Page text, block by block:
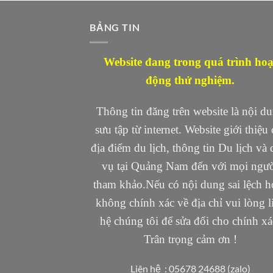
BẢNG TIN
Website đang trong quá trình
động thử nghiệm.
Thông tin đăng trên website là nội
sưu tập từ internet. Website giới thiệu
địa điểm du lịch, thông tin Du lịch và
vụ tại Quảng Nam đến với mọi
tham khảo.Nếu có nội dung sai lệch
không chính xác về địa chỉ vui lòng
hệ chúng tôi để sửa đổi cho chính
Trân trọng cảm ơn !
Liên hệ : 05678 24688 (zalo)